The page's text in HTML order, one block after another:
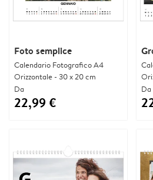
Foto semplice
Calendario Fotografico A4
Orizzontale - 30 x 20 cm
Da
22,99 €
Da